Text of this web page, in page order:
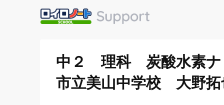
中２ 理科 炭酸水素ナ
市立美山中学校 大野拓